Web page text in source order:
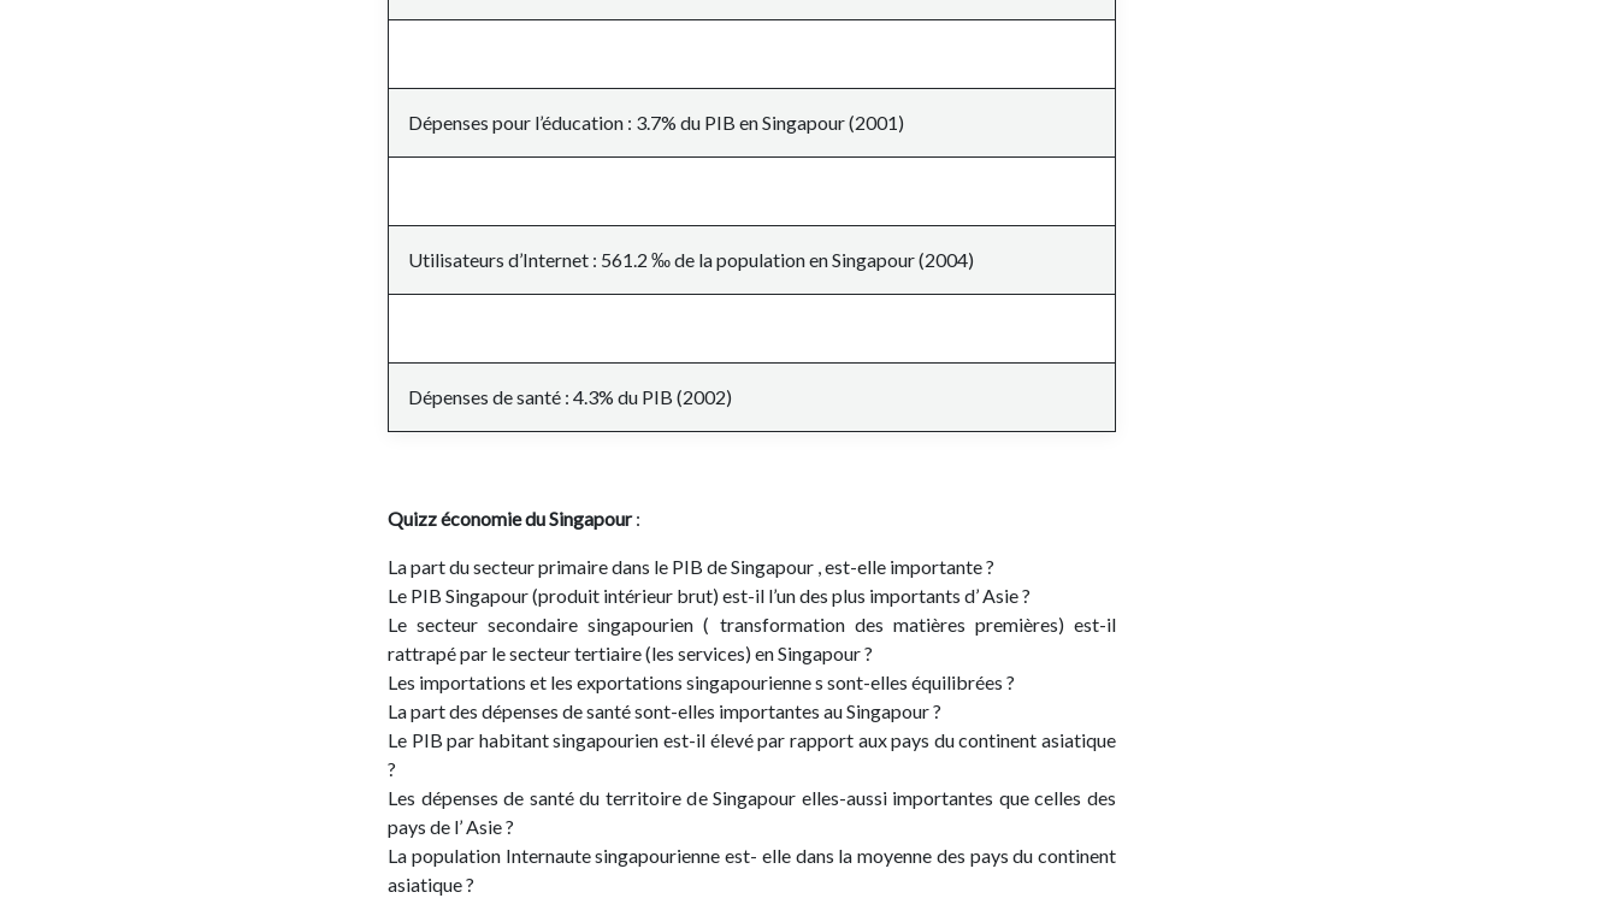
Dépenses pour l’éducation : 3.7% du PIB en Singapour (2001)
Utilisateurs d’Internet : 561.2 ‰ de la population en Singapour (2004)
Dépenses de santé : 4.3% du PIB (2002)
Quizz économie duSingapour :
La part du secteur primaire dans le PIB de Singapour , est-elle importante ?
Le PIB Singapour (produit intérieur brut) est-il l’un des plus importants d’ Asie ?
Le secteur secondaire singapourien ( transformation des matières premières) est-il
rattrapé par le secteur tertiaire (les services) en Singapour ?
Les importations et les exportations singapourienne s sont-elles équilibrées ?
La part des dépenses de santé sont-elles importantes au Singapour ?
Le PIB par habitant singapourien est-il élevé par rapport aux pays du continent asiatique
?
Les dépenses de santé du territoire de Singapour elles-aussi importantes que celles des
pays de l’ Asie ?
La population Internaute singapourienne est- elle dans la moyenne des pays du continent
asiatique ?